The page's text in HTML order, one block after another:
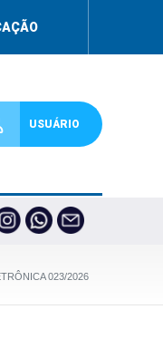
USUÁRIO
023/2026